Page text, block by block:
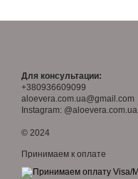
Для консультации:
+380936609099
aloevera.com.ua@gmail.com
Instagram: @aloevera.com.ua
© 2024
Принимаем к оплате